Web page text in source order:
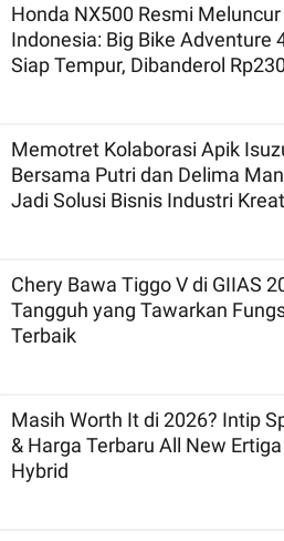
Honda NX500 Resmi Meluncur
Indonesia: Big Bike Adventure
Siap Tempur, Dibanderol
Memotret Kolaborasi Apik
Bersama Putri dan Delima
Jadi Solusi Bisnis Industri
Chery Bawa Tiggo V di GIIAS
Tangguh yang Tawarkan
Terbaik
Masih Worth It di 2026? Intip
& Harga Terbaru All New Ertiga
Hybrid